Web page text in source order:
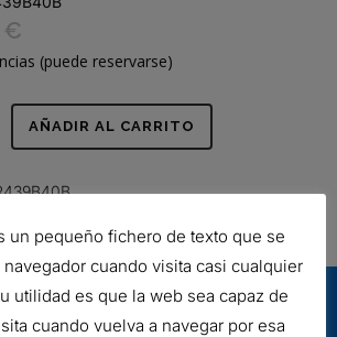
€
(puede reservarse)
AÑADIR AL CARRITO
un pequeño fichero de texto que se
cuando visita casi cualquier
utilidad es que la web sea capaz de
cuando vuelva a navegar por esa